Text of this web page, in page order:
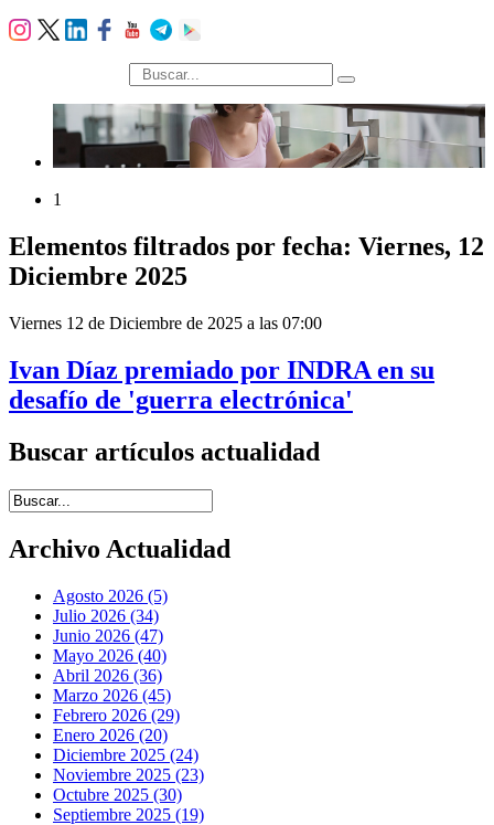
búsqueda
1
Elementos filtrados por fecha: Viernes, 12
Diciembre 2025
Viernes 12 de Diciembre de 2025 a las 07:00
Ivan Díaz premiado por INDRA en su
desafío de 'guerra electrónica'
Buscar artículos actualidad
Introduce términos de búsqueda
Archivo Actualidad
Agosto 2026 (5)
Julio 2026 (34)
Junio 2026 (47)
Mayo 2026 (40)
Abril 2026 (36)
Marzo 2026 (45)
Febrero 2026 (29)
Enero 2026 (20)
Diciembre 2025 (24)
Noviembre 2025 (23)
Octubre 2025 (30)
Septiembre 2025 (19)